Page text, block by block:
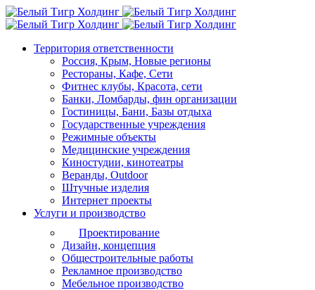
Территория ответственности
Россия, Крым, Новые регионы
Рестораны, Кафе, Сети
Фитнес клубы, Красота, сети
Банки, Ломбарды, фин организации
Гостиницы, Бани, Базы отдыха
Государственные учреждения
Режимные объекты
Медицинские учреждения
Киностудии, кинотеатры
Веранды, Outdoor
Штучные изделия
Интернет проекты
Услуги и производство
Проектирование
Дизайн, концепция
Общестроительные работы
Рекламное производство
Мебельное производство